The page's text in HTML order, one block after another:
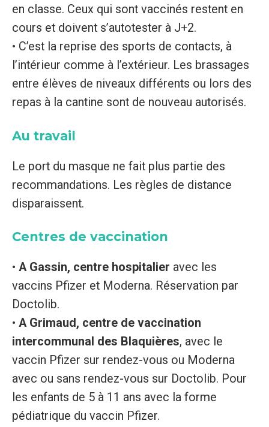
en classe. Ceux qui sont vaccinés restent en
cours et doivent s’autotester à J+2.
• C’est la reprise des sports de contacts, à
l’intérieur comme à l’extérieur. Les brassages
entre élèves de niveaux différents ou lors des
repas à la cantine sont de nouveau autorisés.
Au travail
Le port du masque ne fait plus partie des
recommandations. Les règles de distance
disparaissent.
Centres de vaccination
• A Gassin, centre hospitalier avec les
vaccins Pfizer et Moderna. Réservation par
Doctolib.
• A Grimaud, centre de vaccination
intercommunal des Blaquières, avec le
vaccin Pfizer sur rendez-vous ou Moderna
avec ou sans rendez-vous sur Doctolib. Pour
les enfants de 5 à 11 ans avec la forme
pédiatrique du vaccin Pfizer.